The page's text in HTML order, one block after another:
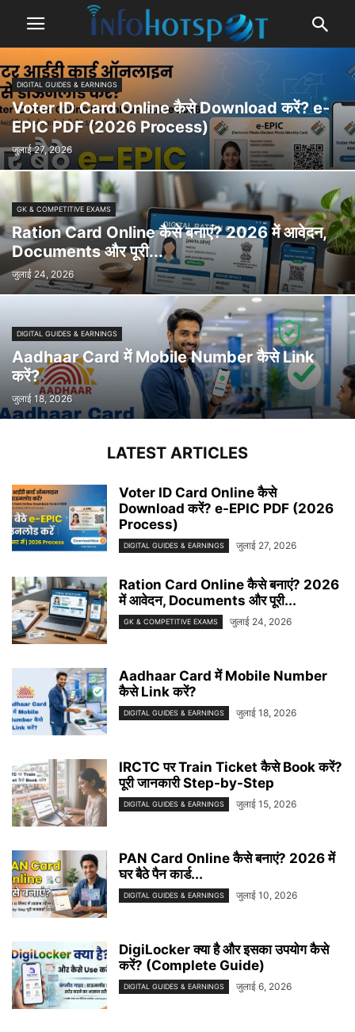
DIGITAL GUIDES & EARNINGS
Voter ID Card Online कैसे Download करें? e-
EPIC PDF (2026 Process)
जुलाई 27, 2026
GK & COMPETITIVE EXAMS
Ration Card Online कैसे बनाएं? 2026 में आवेदन,
Documents और पूरी...
जुलाई 24, 2026
DIGITAL GUIDES & EARNINGS
Aadhaar Card में Mobile Number कैसे Link
करें?
जुलाई 18, 2026
LATEST ARTICLES
Voter ID Card Online कैसे
Download करें? e-EPIC PDF (2026
Process)
DIGITAL GUIDES & EARNINGS जुलाई 27, 2026
Ration Card Online कैसे बनाएं? 2026
में आवेदन, Documents और पूरी...
GK & COMPETITIVE EXAMS जुलाई 24, 2026
Aadhaar Card में Mobile Number
कैसे Link करें?
DIGITAL GUIDES & EARNINGS जुलाई 18, 2026
IRCTC पर Train Ticket कैसे Book करें?
पूरी जानकारी Step-by-Step
DIGITAL GUIDES & EARNINGS जुलाई 15, 2026
PAN Card Online कैसे बनाएं? 2026 में
घर बैठे पैन कार्ड...
DIGITAL GUIDES & EARNINGS जुलाई 10, 2026
DigiLocker क्या है और इसका उपयोग कैसे
करें? (Complete Guide)
DIGITAL GUIDES & EARNINGS जुलाई 6, 2026